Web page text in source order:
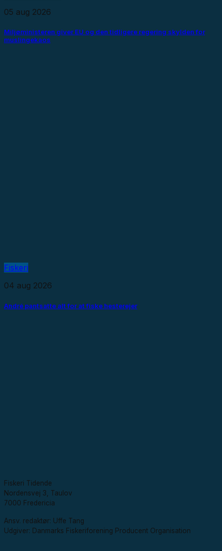
05 aug 2026
Miljøministeren giver EU og den tidligere regering skylden for
muslingekaos
Fiskeri
04 aug 2026
André pantsatte alt for at fiske hesterejer
Fiskeri Tidende
Nordensvej 3, Taulov
7000 Fredericia
Ansv. redaktør: Uffe Tang
Udgiver: Danmarks Fiskeriforening Producent Organisation